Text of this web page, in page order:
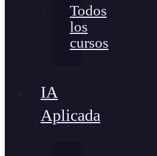
Todos
los
cursos
IA
Aplicada